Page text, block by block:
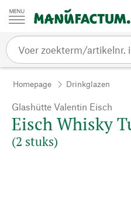
Passer au contenu
Homepage Drinkglazen
Glashütte Valentin Eisch
Eisch Whisky
(2 stuks)